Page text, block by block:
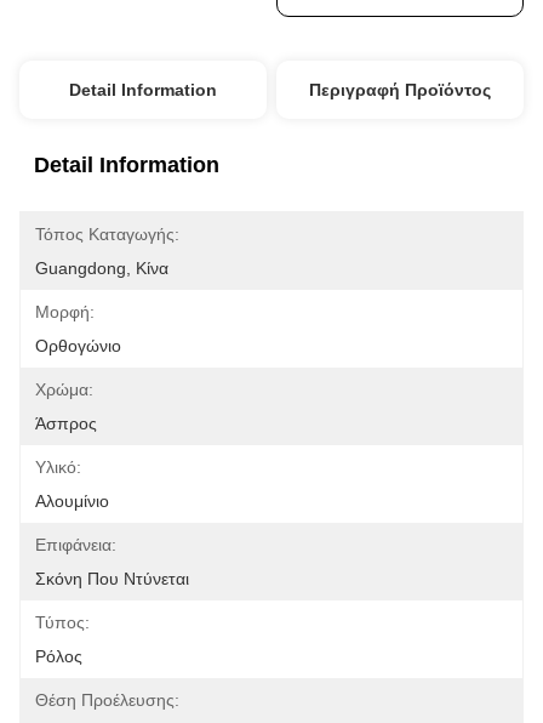
Detail Information Περιγραφή Προϊόντος
Detail Information
Τόπος Καταγωγής:
Guangdong, Κίνα
Μορφή:
Ορθογώνιο
Χρώμα:
Άσπρος
Υλικό:
Αλουμίνιο
Επιφάνεια:
Σκόνη Που Ντύνεται
Τύπος:
Ρόλος
Θέση Προέλευσης: